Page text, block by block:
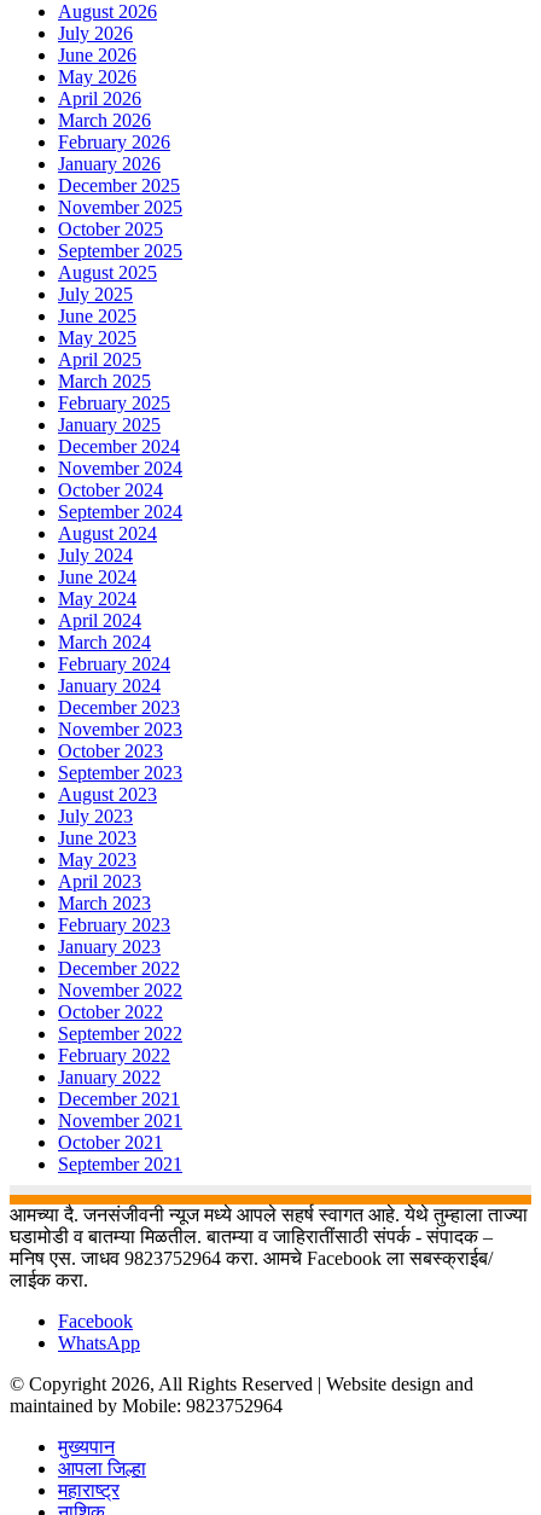
August 2026
July 2026
June 2026
May 2026
April 2026
March 2026
February 2026
January 2026
December 2025
November 2025
October 2025
September 2025
August 2025
July 2025
June 2025
May 2025
April 2025
March 2025
February 2025
January 2025
December 2024
November 2024
October 2024
September 2024
August 2024
July 2024
June 2024
May 2024
April 2024
March 2024
February 2024
January 2024
December 2023
November 2023
October 2023
September 2023
August 2023
July 2023
June 2023
May 2023
April 2023
March 2023
February 2023
January 2023
December 2022
November 2022
October 2022
September 2022
February 2022
January 2022
December 2021
November 2021
October 2021
September 2021
आमच्या दै. जनसंजीवनी न्यूज मध्ये आपले सहर्ष स्वागत आहे. येथे तुम्हाला ताज्या
घडामोडी व बातम्या मिळतील. बातम्या व जाहिरातींसाठी संपर्क - संपादक –
मनिष एस. जाधव 9823752964 करा. आमचे Facebook ला सबस्क्राईब/
लाईक करा.
Facebook
WhatsApp
© Copyright 2026, All Rights Reserved | Website design and
maintained by Mobile: 9823752964
मुख्यपान
आपला जिल्हा
महाराष्ट्र